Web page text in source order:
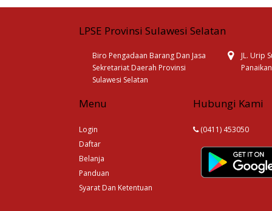
LPSE Provinsi Sulawesi Selatan
Biro Pengadaan Barang Dan Jasa
Sekretariat Daerah Provinsi
Sulawesi Selatan
JL. Urip
Menu
Login
Daftar
Belanja
Panduan
Syarat Dan Ketentuan
Hubungi Kami
(0411) 453050